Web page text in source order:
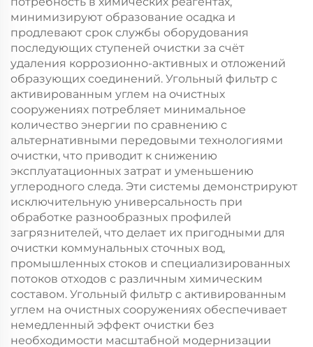
минимизируют образование осадка и
продлевают срок службы оборудования
последующих ступеней очистки за счёт
удаления коррозионно-активных и отложений
образующих соединений. Угольный фильтр с
активированным углем на очистных
сооружениях потребляет минимальное
количество энергии по сравнению с
альтернативными передовыми технологиями
очистки, что приводит к снижению
эксплуатационных затрат и уменьшению
углеродного следа. Эти системы демонстрируют
исключительную универсальность при
обработке разнообразных профилей
загрязнителей, что делает их пригодными для
очистки коммунальных сточных вод,
промышленных стоков и специализированных
потоков отходов с различным химическим
составом. Угольный фильтр с активированным
углем на очистных сооружениях обеспечивает
немедленный эффект очистки без
необходимости масштабной модернизации